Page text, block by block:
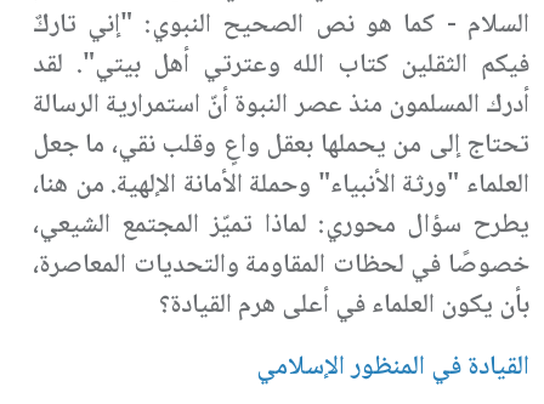
السلام - كما هو نص الصحيح النبوي: "إني تاركٌ
فيكم الثقلين كتاب الله وعترتي أهل بيتي". لقد
أدرك المسلمون منذ عصر النبوة أنّ استمرارية الرسالة
تحتاج إلى من يحملها بعقل واعٍ وقلب نقي، ما جعل
العلماء "ورثة الأنبياء" وحملة الأمانة الإلهية. من هنا،
يطرح سؤال محوري: لماذا تميّز المجتمع الشيعي،
خصوصًا في لحظات المقاومة والتحديات المعاصرة،
بأن يكون العلماء في أعلى هرم القيادة؟
القيادة في المنظور الإسلامي